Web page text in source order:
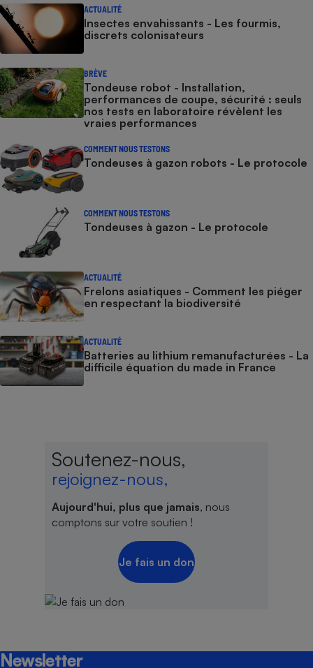
ACTUALITÉ
Insectes envahissants - Les fourmis,
discrets colonisateurs
BRÈVE
Tondeuse robot - Installation,
performances de coupe, sécurité : seuls
nos tests en laboratoire révèlent les
vraies performances
COMMENT NOUS TESTONS
Tondeuses à gazon robots - Le protocole
COMMENT NOUS TESTONS
Tondeuses à gazon - Le protocole
ACTUALITÉ
Frelons asiatiques - Comment les piéger
en respectant la biodiversité
ACTUALITÉ
Batteries au lithium remanufacturées - La
difficile équation du made in France
Soutenez-nous,
rejoignez-nous,
Aujourd'hui, plus que jamais, nous
comptons sur votre soutien !
Je fais un don
Newsletter